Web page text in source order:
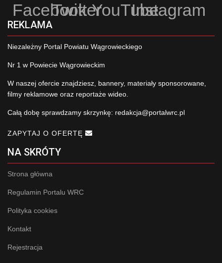
Facebook
TwitterYouTubeInstagram
REKLAMA
Niezależny Portal Powiatu Wągrowieckiego
Nr 1 w Powiecie Wągrowieckim
W naszej ofercie znajdziesz, bannery, materiały sponsorowane,
filmy reklamowe oraz reportaże wideo.
Całą dobę sprawdzamy skrzynkę: redakcja@portalwrc.pl
ZAPYTAJ O OFERTĘ
NA SKRÓTY
Strona główna
Regulamin Portalu WRC
Polityka cookies
Kontakt
Rejestracja